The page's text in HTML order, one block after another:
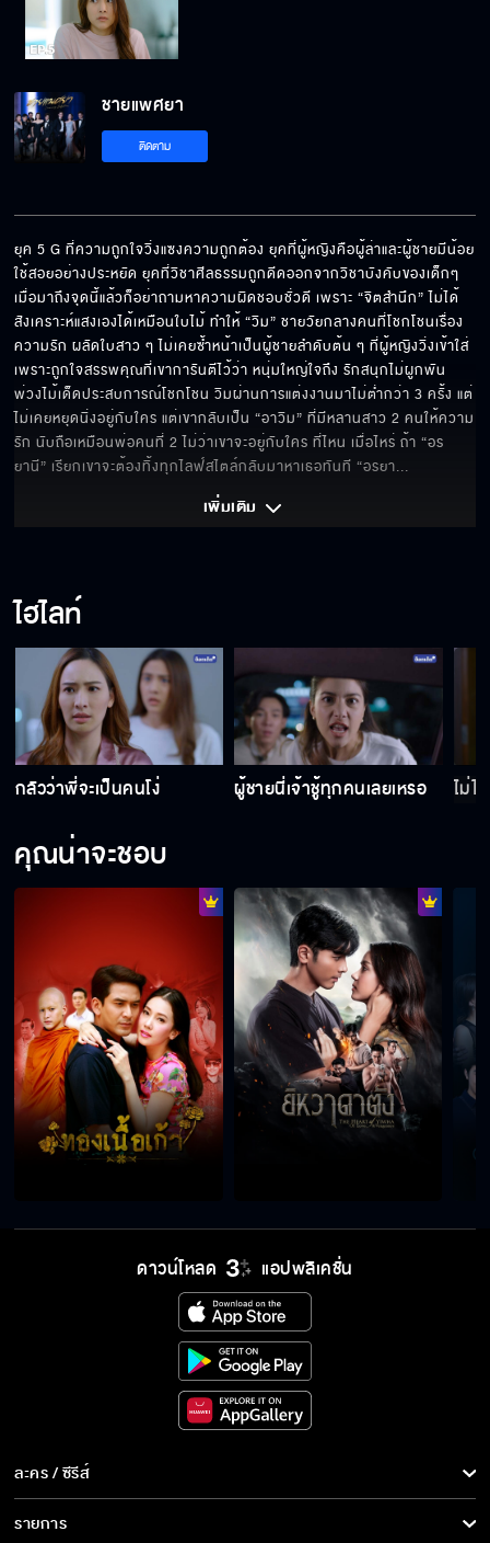
ชายแพศยา
ติดตาม
ยุค 5 G ที่ความถูกใจวิ่งแซงความถูกต้อง ยุคที่ผู้หญิงคือผู้ล่าและผู้ชายมีน้อย
ใช้สอยอย่างประหยัด ยุคที่วิชาศีลธรรมถูกดีดออกจากวิชาบังคับของเด็กๆ
เมื่อมาถึงจุดนี้แล้วก็อย่าถามหาความผิดชอบชั่วดี เพราะ “จิตสำนึก” ไม่ได้
สังเคราะห์แสงเองได้เหมือนใบไม้ ทำให้ “วิม” ชายวัยกลางคนที่โชกโชนเรื่อง
ความรัก ผลัดใบสาว ๆ ไม่เคยซ้ำหน้าเป็นผู้ชายลำดับต้น ๆ ที่ผู้หญิงวิ่งเข้าใส่
เพราะถูกใจสรรพคุณที่เขาการันตีไว้ว่า หนุ่มใหญ่ใจถึง รักสนุกไม่ผูกพัน
พ่วงไม้เด็ดประสบการณ์โชกโชน วิมผ่านการแต่งงานมาไม่ต่ำกว่า 3 ครั้ง แต่
ไม่เคยหยุดนิ่งอยู่กับใคร แต่เขากลับเป็น “อาวิม” ที่มีหลานสาว 2 คนให้ความ
รัก นับถือเหมือนพ่อคนที่ 2 ไม่ว่าเขาจะอยู่กับใคร ที่ไหน เมื่อไหร่ ถ้า “อร
ยานี” เรียกเขาจะต้องทิ้งทุกไลฟ์สไตล์กลับมาหาเธอทันที “อรยา...
เพิ่มเติม
ไฮไลท์
กลัวว่าพี่จะเป็นคนโง่ ผู้ชายนี่เจ้าชู้ทุกคนเลยเหรอ ไม่ไ
คุณน่าจะชอบ
ดาวน์โหลด แอปพลิเคชั่น
ละคร / ซีรีส์
ละคร/ซีรีส์
รายการ